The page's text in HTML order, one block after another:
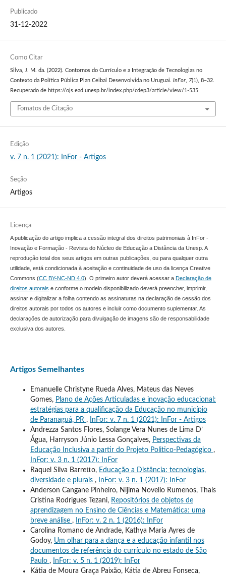
Publicado
31-12-2022
Como Citar
Silva, J. M. da. (2022). Contornos do Currículo e a Integração de Tecnologias no
Contexto da Política Pública Plan Ceibal Desenvolvida no Uruguai. InFor, 7(1), 8–32.
Recuperado de https://ojs.ead.unesp.br/index.php/cdep3/article/view/1-535
Fomatos de Citação
Edição
v. 7 n. 1 (2021): InFor - Artigos
Seção
Artigos
Licença
A publicação do artigo implica a cessão integral dos direitos patrimoniais à InFor -
Inovação e Formação - Revista do Núcleo de Educação a Distância da Unesp. A
reprodução total dos seus artigos em outras publicações, ou para qualquer outra
utilidade, está condicionada à aceitação e continuidade de uso da licença Creative
Commons (CC BY-NC-ND 4.0). O primeiro autor deverá acessar a Declaração de
direitos autorais e conforme o modelo disponibilizado deverá preencher, imprimir,
assinar e digitalizar a folha contendo as assinaturas na declaração de cessão dos
direitos autorais por todos os autores e incluir como documento suplementar. As
declarações de autorização para divulgação de imagens são de responsabilidade
exclusiva dos autores.
Artigos Semelhantes
Emanuelle Christyne Rueda Alves, Mateus das Neves
Gomes, Plano de Ações Articuladas e inovação educacional:
estratégias para a qualificação da Educação no município
de Paranaguá, PR ,
InFor: v. 7 n. 1 (2021): InFor - Artigos
Andrezza Santos Flores, Solange Vera Nunes de Lima D’
Água, Harryson Júnio Lessa Gonçalves, Perspectivas da
Educação Inclusiva a partir do Projeto Politico-Pedagógico ,
InFor: v. 3 n. 1 (2017): InFor
Raquel Silva Barretto, Educação a Distância: tecnologias,
diversidade e plurais ,
InFor: v. 3 n. 1 (2017): InFor
Anderson Cangane Pinheiro, Nijima Novello Rumenos, Thaís
Cristina Rodrigues Tezani, Repositórios de objetos de
aprendizagem no Ensino de Ciências e Matemática: uma
breve análise ,
InFor: v. 2 n. 1 (2016): InFor
Carolina Romano de Andrade, Kathya Maria Ayres de
Godoy, Um olhar para a dança e a educação infantil nos
documentos de referência do currículo no estado de São
Paulo ,
InFor: v. 5 n. 1 (2019): InFor
Kátia de Moura Graça Paixão, Kátia de Abreu Fonseca,